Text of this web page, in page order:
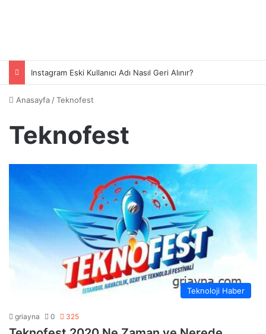
Instagram Eski Kullanıcı Adı Nasıl Geri Alınır?
Anasayfa/Teknofest
Teknofest
Teknoloji Haber
griayna 0 325